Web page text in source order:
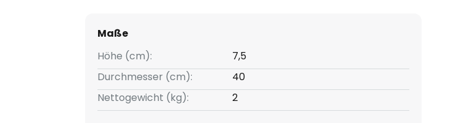
Maße
Höhe (cm):
7,5
Durchmesser (cm):
40
Nettogewicht (kg):
2